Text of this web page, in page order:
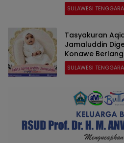
SULAWESI TENGGARA
Tasyakuran
Jamaluddin
Konawe
SULAWESI TENGGARA